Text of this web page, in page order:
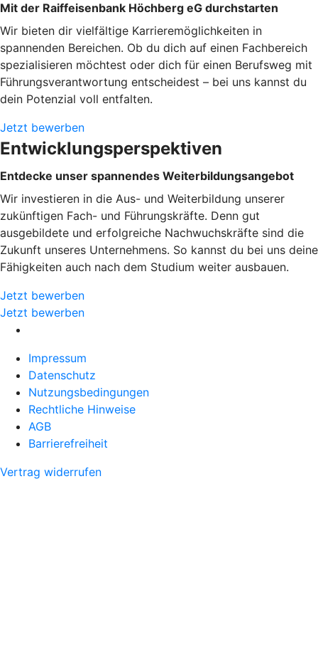
Mit der Raiffeisenbank Höchberg eG durchstarten
Wir bieten dir vielfältige Karrieremöglichkeiten in
spannenden Bereichen. Ob du dich auf einen Fachbereich
spezialisieren möchtest oder dich für einen Berufsweg mit
Führungsverantwortung entscheidest – bei uns kannst du
dein Potenzial voll entfalten.
Jetzt bewerben
Entwicklungsperspektiven
Entdecke unser spannendes Weiterbildungsangebot
Wir investieren in die Aus- und Weiterbildung unserer
zukünftigen Fach- und Führungskräfte. Denn gut
ausgebildete und erfolgreiche Nachwuchskräfte sind die
Zukunft unseres Unternehmens. So kannst du bei uns deine
Fähigkeiten auch nach dem Studium weiter ausbauen.
Jetzt bewerben
Jetzt bewerben
Impressum
Datenschutz
Nutzungsbedingungen
Rechtliche Hinweise
AGB
Barrierefreiheit
Vertrag widerrufen